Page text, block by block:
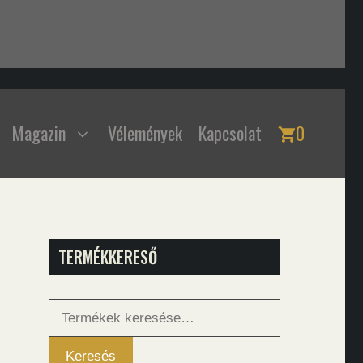
Magazin Vélemények Kapcsolat 0
TERMÉKKERESŐ
Keresés
Keresés